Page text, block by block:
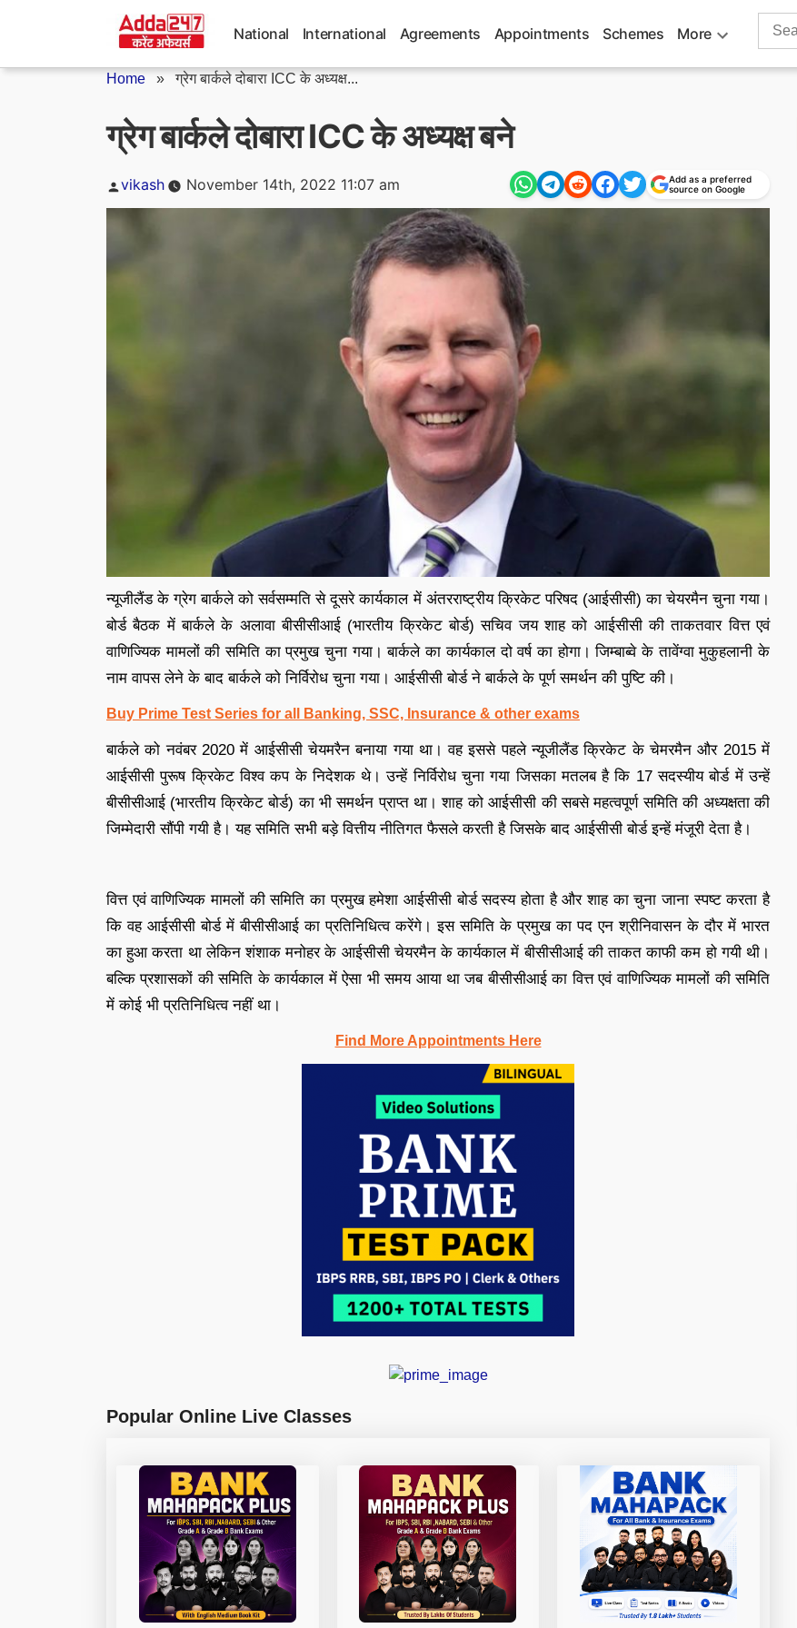
National International Agreements Appointments Schemes More
Search
Home »ग्रेग बार्कले दोबारा ICC के अध्यक्ष...
ग्रेग बार्कले दोबारा ICC के अध्यक्ष बने
Posted
vikash November 14th, 2022 11:07 am
Add as a preferred
source on Google
न्यूजीलैंड के ग्रेग बार्कले को सर्वसम्मति से दूसरे कार्यकाल में अंतरराष्ट्रीय क्रिकेट परिषद (आईसीसी) का चेयरमैन चुना गया।
बोर्ड बैठक में बार्कले के अलावा बीसीसीआई (भारतीय क्रिकेट बोर्ड) सचिव जय शाह को आईसीसी की ताकतवार वित्त एवं
वाणिज्यिक मामलों की समिति का प्रमुख चुना गया। बार्कले का कार्यकाल दो वर्ष का होगा। जिम्बाब्वे के तावेंग्वा मुकुहलानी के
नाम वापस लेने के बाद बार्कले को निर्विरोध चुना गया। आईसीसी बोर्ड ने बार्कले के पूर्ण समर्थन की पुष्टि की।
Buy Prime Test Series for all Banking, SSC, Insurance & other exams
बार्कले को नवंबर 2020 में आईसीसी चेयमरैन बनाया गया था। वह इससे पहले न्यूजीलैंड क्रिकेट के चेमरमैन और 2015 में
आईसीसी पुरूष क्रिकेट विश्व कप के निदेशक थे। उन्हें निर्विरोध चुना गया जिसका मतलब है कि 17 सदस्यीय बोर्ड में उन्हें
बीसीसीआई (भारतीय क्रिकेट बोर्ड) का भी समर्थन प्राप्त था। शाह को आईसीसी की सबसे महत्वपूर्ण समिति की अध्यक्षता की
जिम्मेदारी सौंपी गयी है। यह समिति सभी बड़े वित्तीय नीतिगत फैसले करती है जिसके बाद आईसीसी बोर्ड इन्हें मंजूरी देता है।
वित्त एवं वाणिज्यिक मामलों की समिति का प्रमुख हमेशा आईसीसी बोर्ड सदस्य होता है और शाह का चुना जाना स्पष्ट करता है
कि वह आईसीसी बोर्ड में बीसीसीआई का प्रतिनिधित्व करेंगे। इस समिति के प्रमुख का पद एन श्रीनिवासन के दौर में भारत
का हुआ करता था लेकिन शंशाक मनोहर के आईसीसी चेयरमैन के कार्यकाल में बीसीसीआई की ताकत काफी कम हो गयी थी।
बल्कि प्रशासकों की समिति के कार्यकाल में ऐसा भी समय आया था जब बीसीसीआई का वित्त एवं वाणिज्यिक मामलों की समिति
में कोई भी प्रतिनिधित्व नहीं था।
Find More Appointments Here
Popular Online Live Classes